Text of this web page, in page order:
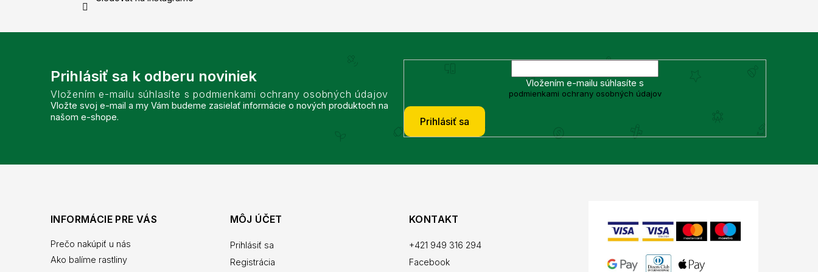
Prihlásiť sa k odberu noviniek
Vložením e-mailu súhlasíte s podmienkami ochrany osobných údajov
Vložte svoj e-mail a my Vám budeme zasielať informácie o nových produktoch na
našom e-shope.
Vložením e-mailu súhlasíte s
podmienkami ochrany osobných údajov
Prihlásiť sa
INFORMÁCIE PRE VÁS
Prečo nakúpiť u nás
Ako balíme rastliny
MÔJ ÚČET
Prihlásiť sa
Registrácia
KONTAKT
+421 949 316 294
Facebook